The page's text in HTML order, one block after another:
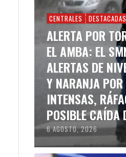
CENTRALES DESTACADAS
ALERTA POR
EL AMBA: EL
ALERTAS DE
Y NARANJA
INTENSAS,
POSIBLE CAÍDA
6 AGOSTO, 2026